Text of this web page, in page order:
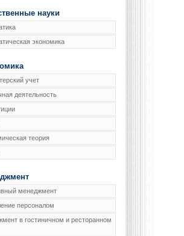
науки
экономика
учет
деятельность
теория
менеджмент
персоналом
в гостиничном и ресторанном